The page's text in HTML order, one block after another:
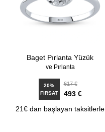
Baget Pırlanta Yüzük
ve Pırlanta
20%
FIRSAT
617 €
493 €
21€ dan başlayan taksitlerle